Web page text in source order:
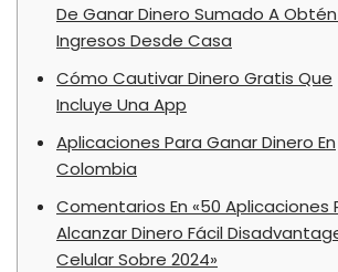
De Ganar Dinero Sumado A
Ingresos Desde Casa
Cómo Cautivar Dinero Gratis Que
Incluye Una App
Aplicaciones Para Ganar Dinero En
Colombia
Comentarios En «50 Aplicaciones
Alcanzar Dinero Fácil
Celular Sobre 2024»